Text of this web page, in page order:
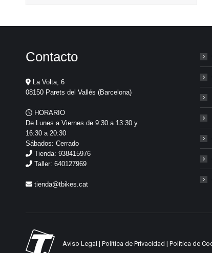
Contacto
La Volta, 6
08150 Parets del Vallés (Barcelona)
HORARIO
De Lunes a Viernes de 9:30 a 13:30 y
16:30 a 20:30
Sábados: Cerrado
Tienda: 938415976
Taller: 640127969
tienda@tbikes.cat
Aviso Legal | Política de Privacidad | Política de